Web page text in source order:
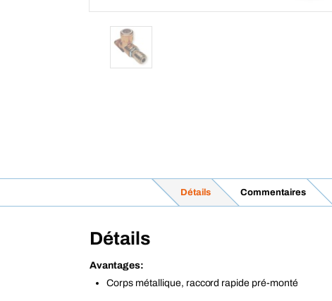
Détails Commentaires
Détails
Avantages:
Corps métallique, raccord rapide pré-monté